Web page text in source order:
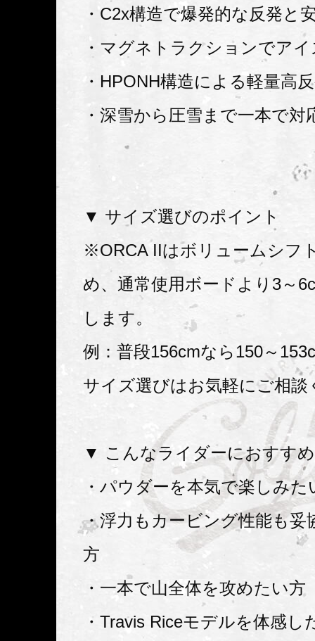
・C2x構造で爆発的な反発と
・マグネトラクションでア
・HPONH構造による軽量高
・深雪から圧雪まで一本で対
▼ サイズ選びのポイント
※ORCA IIはボリュームシフ
め、通常使用ボードより3～
します。
例：普段156cmなら150～
サイズ選びはお気軽にご相談
▼ こんなライダーにおすすめ
・パウダーを本気で楽しみた
・浮力もカービング性能も妥
方
・一本で山全体を攻めたい方
・Travis Riceモデルを体感し